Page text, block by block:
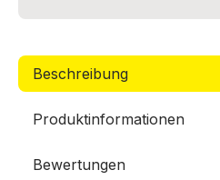
Beschreibung
Produktinformationen
Bewertungen